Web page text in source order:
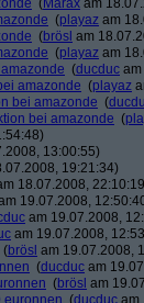
(Marax am
(playaz am
(brösl am
(playaz am
(ducduc
amazonde (playaz
bei amazonde (
bei amazonde (
13:00:55)
19:21:34)
18.07.2008,
19.07.2008,
am 19.07.2008,
am 19.07.2008,
(brösl am 19.07.2008,
(ducduc am
(brösl am
euronnen (ducduc am